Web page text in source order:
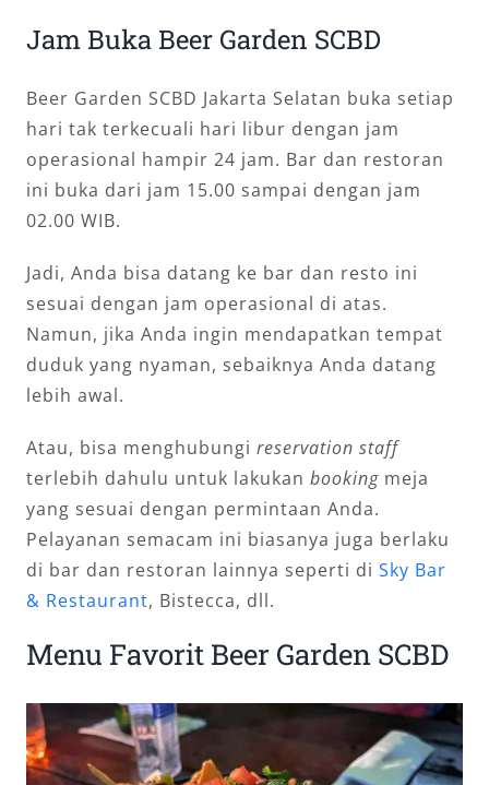
Jam Buka Beer Garden SCBD
Beer Garden SCBD Jakarta Selatan buka setiap
hari tak terkecuali hari libur dengan jam
operasional hampir 24 jam. Bar dan restoran
ini buka dari jam 15.00 sampai dengan jam
02.00 WIB.
Jadi, Anda bisa datang ke bar dan resto ini
sesuai dengan jam operasional di atas.
Namun, jika Anda ingin mendapatkan tempat
duduk yang nyaman, sebaiknya Anda datang
lebih awal.
Atau, bisa menghubungi reservation staff
terlebih dahulu untuk lakukan bookingmeja
yang sesuai dengan permintaan Anda.
Pelayanan semacam ini biasanya juga berlaku
di bar dan restoran lainnya seperti di Sky Bar
& Restaurant, Bistecca, dll.
Menu Favorit Beer Garden SCBD